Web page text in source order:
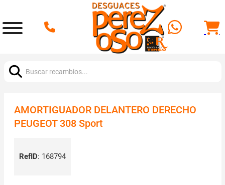
AMORTIGUADOR DELANTERO DERECHO
PEUGEOT 308 Sport
RefID: 168794